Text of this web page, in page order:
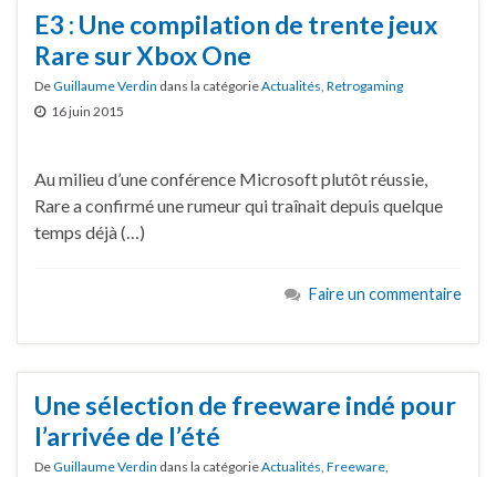
E3 : Une compilation de trente jeux
Rare sur Xbox One
DeGuillaume Verdin dans la catégorieActualités Retrogaming
16 juin 2015
Au milieu d’une conférence Microsoft plutôt réussie,
Rare a confirmé une rumeur qui traînait depuis quelque
temps déjà (…)
Faire un commentaire
Une sélection de freeware indé pour
l’arrivée de l’été
DeGuillaume Verdin dans la catégorieActualités, Freeware,